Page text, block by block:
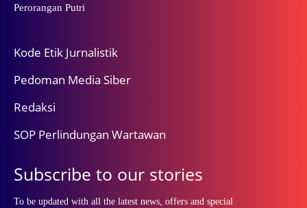
Perorangan Putri
Kode Etik Jurnalistik
Pedoman Media Siber
Redaksi
SOP Perlindungan Wartawan
Subscribe to our stories
To be updated with all the latest news, offers and special